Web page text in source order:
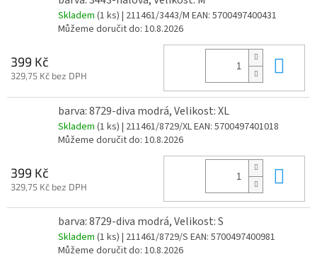
Skladem (1 ks) | 211461/3443/M EAN: 5700497400431
Můžeme doručit do: 10.8.2026
399 Kč
329,75 Kč bez DPH
barva: 8729-diva modrá, Velikost: XL
Skladem (1 ks) | 211461/8729/XLEAN: 5700497401018
Můžeme doručit do: 10.8.2026
399 Kč
329,75 Kč bez DPH
barva: 8729-diva modrá, Velikost: S
Skladem (1 ks) | 211461/8729/S EAN: 5700497400981
Můžeme doručit do: 10.8.2026